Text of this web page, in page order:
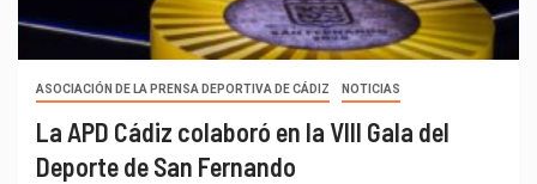
ASOCIACIÓN DE LA PRENSA DEPORTIVA DE CÁDIZ NOTICIAS
La APD Cádiz colaboró en la VIII Gala del
Deporte de San Fernando